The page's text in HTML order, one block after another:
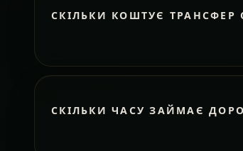
СКІЛЬКИ КОШТУЄ
СКІЛЬКИ ЧАСУ ЗАЙМАЄ